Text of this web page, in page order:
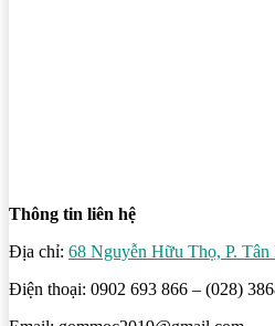
Thông tin liên hệ
Địa chỉ: 68 Nguyễn Hữu Thọ, P.
Điện thoại: 0902 693 866 – (028)